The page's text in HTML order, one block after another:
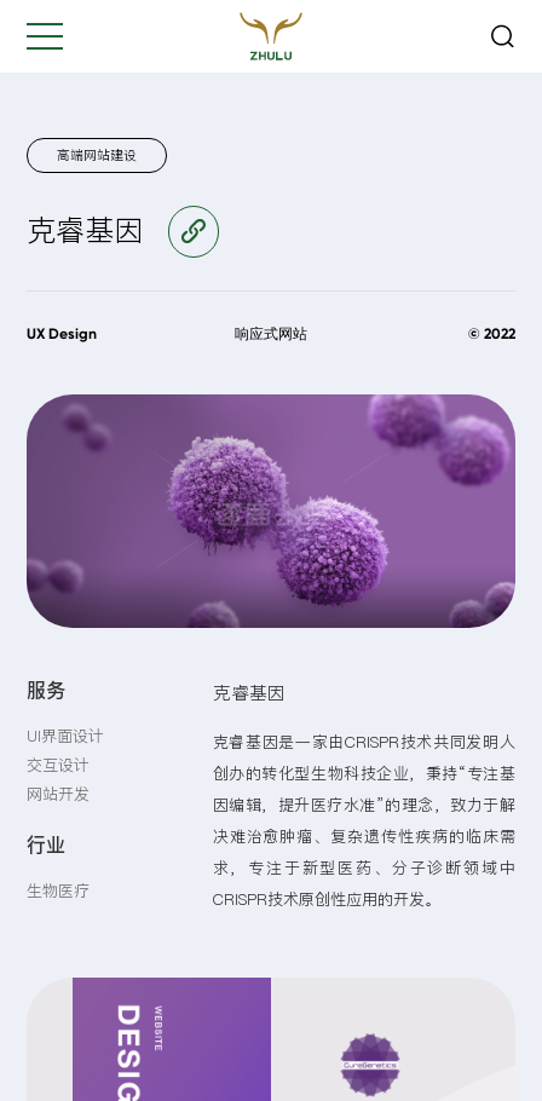
高端网站建设
克睿基因
UX Design 响应式网站 © 2022
服务
UI界面设计
交互设计
网站开发
行业
生物医疗
克睿基因
克睿基因是一家由CRISPR技术共同发明人
创办的转化型生物科技企业，秉持“专注基
因编辑，提升医疗水准”的理念，致力于解
决难治愈肿瘤、复杂遗传性疾病的临床需
求，专注于新型医药、分子诊断领域中
CRISPR技术原创性应用的开发。
是我们最重要的工作之一...
您的姓名:*
联系方式:*
留言: